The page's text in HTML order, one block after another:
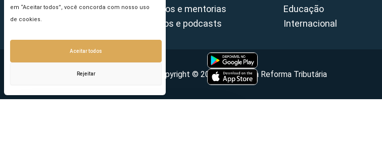
em “Aceitar todos”, você concorda com nosso uso
de cookies.
Aceitar todos
Rejeitar
Cursos e mentorias
Vídeos e podcasts
Educação
Internacional
Copyright © 2026 - Portal da Reforma Tributária